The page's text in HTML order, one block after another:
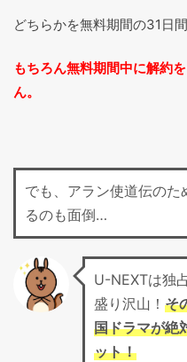
どちらかを無料期間の31日
もちろん無料期間中に解約
ん。
でも、アラン使道伝のた
るのも面倒…
U-NEXTは独
盛り沢山！ そ
国ドラマが絶
ット！